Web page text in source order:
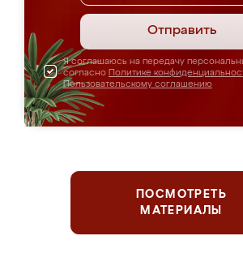
Отправить
Я соглашаюсь на передачу
согласно Политике
Пользовательскому соглашению
ПОСМОТРЕТЬ
МАТЕРИАЛЫ